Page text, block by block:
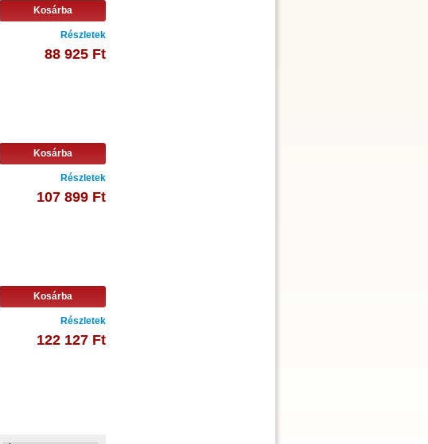
Kosárba
Részletek
88 925 Ft
Kosárba
Részletek
107 899 Ft
Kosárba
Részletek
122 127 Ft